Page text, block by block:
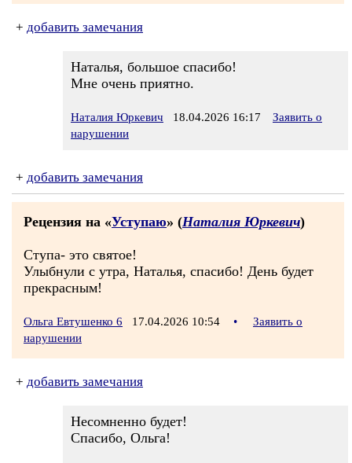
+ добавить замечания
Наталья, большое спасибо!
Мне очень приятно.
Наталия Юркевич 18.04.2026 16:17
Заявить о
нарушении
+ добавить замечания
Рецензия на «Уступаю» (Наталия Юркевич)
Ступа- это святое!
Улыбнули с утра, Наталья, спасибо! День будет
прекрасным!
Ольга Евтушенко 6 17.04.2026 10:54 •
Заявить о
нарушении
+ добавить замечания
Несомненно будет!
Спасибо, Ольга!